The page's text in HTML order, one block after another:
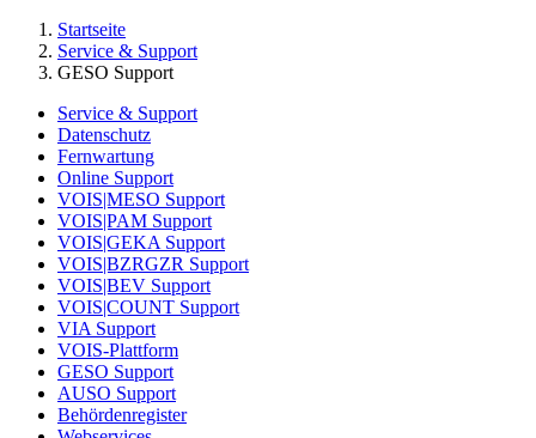
Startseite
Service & Support
GESO Support
Service & Support
Datenschutz
Fernwartung
Online Support
VOIS|MESO Support
VOIS|PAM Support
VOIS|GEKA Support
VOIS|BZRGZR Support
VOIS|BEV Support
VOIS|COUNT Support
VIA Support
VOIS-Plattform
GESO Support
AUSO Support
Behördenregister